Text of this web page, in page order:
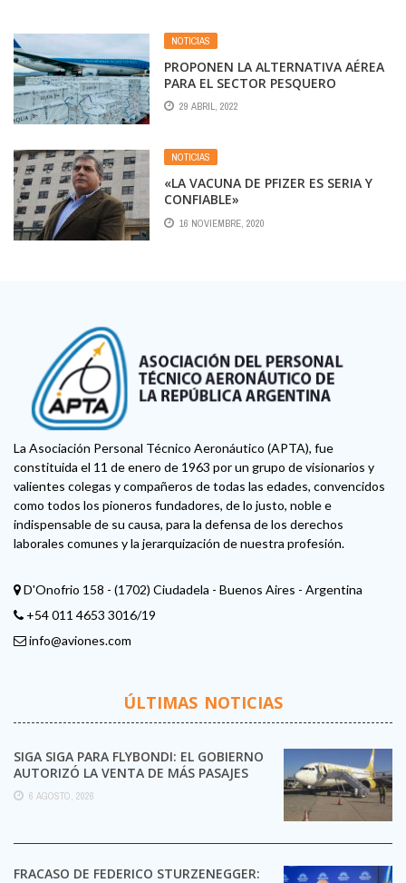
NOTICIAS
PROPONEN LA ALTERNATIVA AÉREA
PARA EL SECTOR PESQUERO
29 ABRIL, 2022
NOTICIAS
«LA VACUNA DE PFIZER ES SERIA Y
CONFIABLE»
16 NOVIEMBRE, 2020
La Asociación Personal Técnico Aeronáutico (APTA), fue
constituida el 11 de enero de 1963 por un grupo de visionarios y
valientes colegas y compañeros de todas las edades, convencidos
como todos los pioneros fundadores, de lo justo, noble e
indispensable de su causa, para la defensa de los derechos
laborales comunes y la jerarquización de nuestra profesión.
D'Onofrio 158 - (1702) Ciudadela - Buenos Aires - Argentina
+54 011 4653 3016/19
info@aviones.com
ÚLTIMAS NOTICIAS
SIGA SIGA PARA FLYBONDI: EL GOBIERNO
AUTORIZÓ LA VENTA DE MÁS PASAJES
6 AGOSTO, 2026
FRACASO DE FEDERICO STURZENEGGER: